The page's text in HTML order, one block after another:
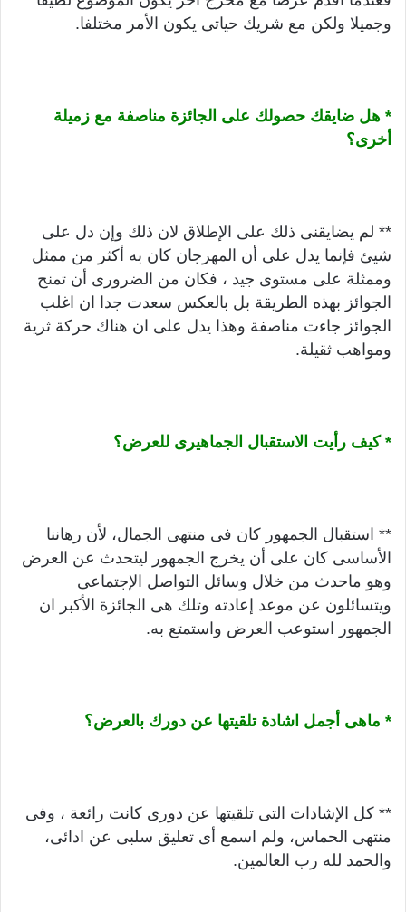
وجميلا ولكن مع شريك حياتى يكون الأمر مختلفا.
* هل ضايقك حصولك على الجائزة مناصفة مع زميلة
أخرى؟
** لم يضايقنى ذلك على الإطلاق لان ذلك وإن دل على
شيئ فإنما يدل على أن المهرجان كان به أكثر من ممثل
وممثلة على مستوى جيد ، فكان من الضرورى أن تمنح
الجوائز بهذه الطريقة بل بالعكس سعدت جدا ان اغلب
الجوائز جاءت مناصفة وهذا يدل على ان هناك حركة ثرية
ومواهب ثقيلة.
* كيف رأيت الاستقبال الجماهيرى للعرض؟
** استقبال الجمهور كان فى منتهى الجمال، لأن رهاننا
الأساسى كان على أن يخرج الجمهور ليتحدث عن العرض
وهو ماحدث من خلال وسائل التواصل الإجتماعى
ويتسائلون عن موعد إعادته وتلك هى الجائزة الأكبر ان
الجمهور استوعب العرض واستمتع به.
* ماهى أجمل اشادة تلقيتها عن دورك بالعرض؟
** كل الإشادات التى تلقيتها عن دورى كانت رائعة ، وفى
منتهى الحماس، ولم اسمع أى تعليق سلبى عن ادائى،
والحمد لله رب العالمين.